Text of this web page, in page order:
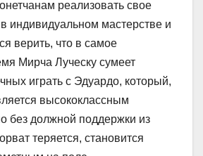
реализовать свое
индивидуальном мастерстве и
верить, что в самое
Мирча Луческу сумеет
играть с Эдуардо, который,
высококлассным
без должной поддержки из
теряется, становится